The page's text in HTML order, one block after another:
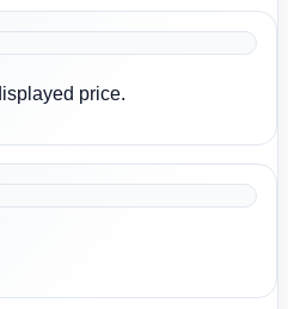
price.